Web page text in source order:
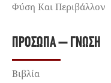
Φύση Και Περιβάλλον
ΠΡΌΣΩΠΑ – ΓΝΏΣΗ
Βιβλία